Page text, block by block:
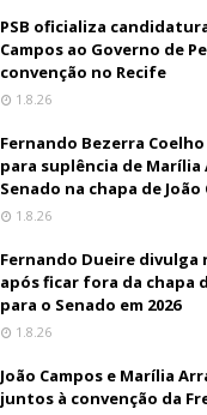
PSB oficializa
Campos ao Governo de
convenção no Recife
1.8.26
Fernando Bezerra
para suplência de Marília
Senado na chapa de João
1.8.26
Fernando Dueire divulga
após ficar fora da chapa
para o Senado em 2026
1.8.26
João Campos e Marília
juntos à convenção da